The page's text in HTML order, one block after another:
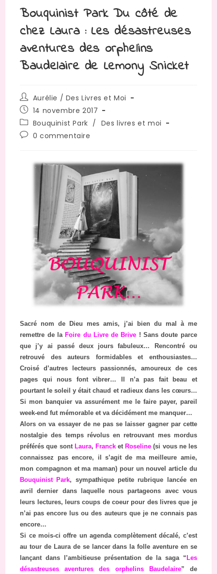
Bouquinist Park Du côté de
chez Laura : Les désastreuses
aventures des orphelins
Baudelaire de Lemony Snicket
Auteur/autrice
de
la
publication :
Aurélie / Des Livres et Moi
Publication
publiée :
14 novembre 2017
Post
category:
Bouquinist Park / Des livres et moi
Commentaires
publication :
0 commentaire
Sacré nom de Dieu mes amis, j’ai bien du mal à me
remettre de la Foire du Livre de Brive ! Sans doute parce
que j’y ai passé deux jours fabuleux… Rencontré ou
retrouvé des auteurs formidables et enthousiastes…
Croisé d’autres lecteurs passionnés, amoureux de ces
pages qui nous font vibrer… Il n’a pas fait beau et
pourtant le soleil y était chaud et radieux dans les cœurs…
Si mon banquier va assurément me le faire payer, pareil
week-end fut mémorable et va décidément me manquer…
Alors on va essayer de ne pas se laisser gagner par cette
nostalgie des temps révolus en retrouvant mes mordus
préférés que sont Laura, Francket Roseline(si vous ne les
connaissez pas encore, il s’agit de ma meilleure amie,
mon compagnon et ma maman) pour un nouvel article du
Bouquinist Park, sympathique petite rubrique lancée en
avril dernier dans laquelle nous partageons avec vous
leurs lectures, leurs coups de coeur pour des livres que je
n’ai pas encore lus ou des auteurs que je ne connais pas
encore…
Si ce mois-ci offre un agenda complètement décalé, c’est
au tour de Laura de se lancer dans la folle aventure en se
lançant dans l’ambitieuse présentation de la saga “ Les
désastreuses aventures des orphelins Baudelaire” de